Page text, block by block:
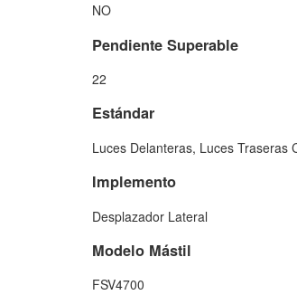
NO
Pendiente Superable
22
Estándar
Luces Delanteras, Luces Traseras
Implemento
Desplazador Lateral
Modelo Mástil
FSV4700